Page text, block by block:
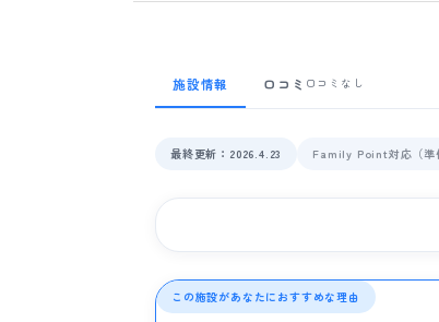
施設情報 口コミ 口コミなし
最終更新：2026.4.23 Family Point対応（準
この施設があなたにおすすめな理由